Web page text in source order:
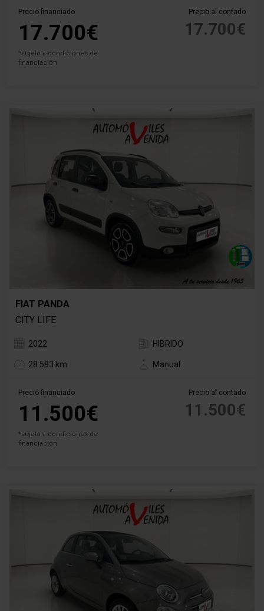
Precio financiado
17.700€
*sujeto a condiciones de
financiación
Precio al contado
17.700€
FIAT PANDA
CITY LIFE
2022 HIBRIDO
28.593 km Manual
Precio financiado
11.500€
*sujeto a condiciones de
financiación
Precio al contado
11.500€